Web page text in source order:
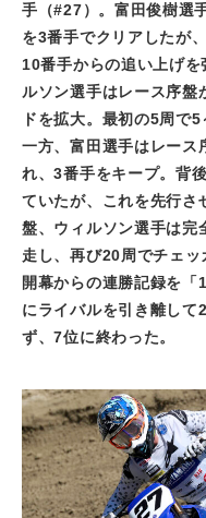
手（#27）。富田俊樹選
を3番手でクリアしたが
10番手からの追い上げ
ルソン選手はレース序盤
ドを拡大。最初の5周で5
一方、富田選手はレース
れ、3番手をキープ。背
ていたが、これを先行さ
盤、ウィルソン選手は完
走し、再び20周でチェッ
開幕からの連勝記録を「
にライバルを引き離して
ず、7位に終わった。